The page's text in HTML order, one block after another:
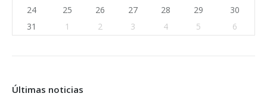
24
25 26 27 28 29
30
31
1 2 3 4 5 6
Últimas noticias